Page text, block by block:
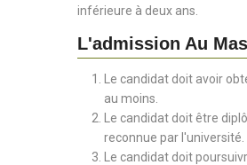
inférieure à deux ans.
L'admission Au
Le candidat doit avoir
au moins.
Le candidat doit être
reconnue par l'université.
Le candidat doit